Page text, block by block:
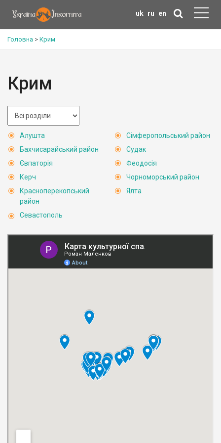
uk ru en
Головна > Крим
Крим
Алушта
Бахчисарайський район
Євпаторія
Керч
Красноперекопський
район
Севастополь
Сімферопольський район
Судак
Феодосія
Чорноморський район
Ялта